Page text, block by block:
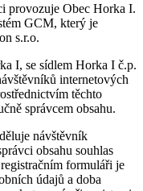
provozuje Obec Horka I.
GCM, který je
s.r.o.
I, se sídlem Horka I č.p.
internetových
těchto
správcem obsahu.
návštěvník
obsahu souhlas
formuláři je
údajů a doba